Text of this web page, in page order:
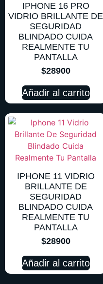
IPHONE 16 PRO
VIDRIO BRILLANTE DE
SEGURIDAD
BLINDADO CUIDA
REALMENTE TU
PANTALLA
$28900
Añadir al carrito
IPHONE 11 VIDRIO
BRILLANTE DE
SEGURIDAD
BLINDADO CUIDA
REALMENTE TU
PANTALLA
$28900
Añadir al carrito